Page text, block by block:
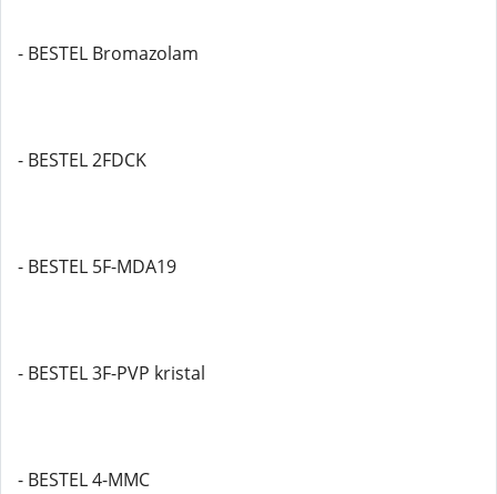
- BESTEL Bromazolam
- BESTEL 2FDCK
- BESTEL 5F-MDA19
- BESTEL 3F-PVP kristal
- BESTEL 4-MMC